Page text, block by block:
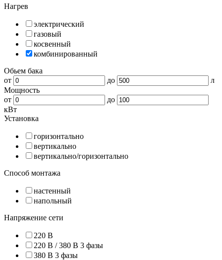
Нагрев
электрический
газовый
косвенный
комбинированный
Обьем бака
от
до
л
Мощность
от
до
кВт
Установка
горизонтально
вертикально
вертикально/горизонтально
Способ монтажа
настенный
напольный
Напряжение сети
220 В
220 В / 380 В 3 фазы
380 В 3 фазы